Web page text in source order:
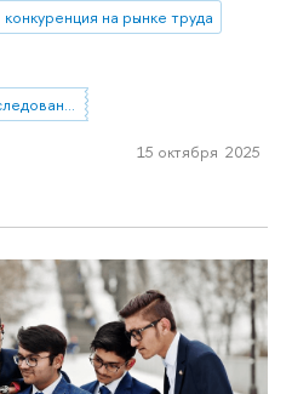
конкуренция на рынке труда
Институт статистических исследований и экономики знаний
15 октября 2025